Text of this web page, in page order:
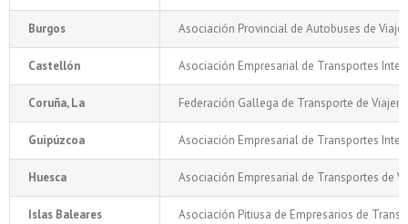
Burgos Asociación Provincial de Autobuses de
Castellón Asociación Empresarial de Transportes
Coruña, La Federación Gallega de Transporte de
Guipúzcoa Asociación Empresarial de Transportes
Huesca Asociación Empresarial de Transportes de
Islas Baleares
Asociación Pitiusa de Empresarios de